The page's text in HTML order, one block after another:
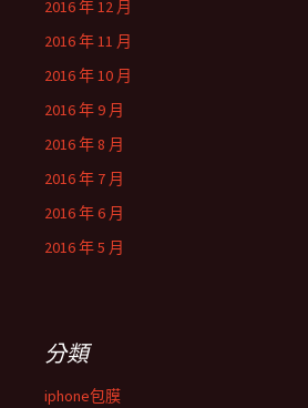
2016 年 12 月
2016 年 11 月
2016 年 10 月
2016 年 9 月
2016 年 8 月
2016 年 7 月
2016 年 6 月
2016 年 5 月
分類
iphone包膜